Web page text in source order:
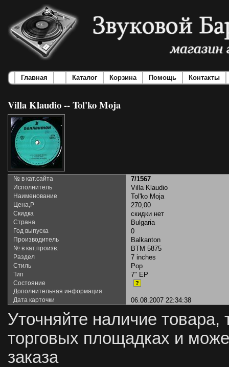
Главная Каталог Корзина Помощь Контакты
Villa Klaudio -- Tol'ko Moja
№ в кат.сайта 7/1567
Исполнитель Villa Klaudio
Наименование Tol'ko Moja
Цена,Р 270,00
Скидка скидки нет
Страна Bulgaria
Год выпуска 0
Производитель Balkanton
№ в кат.произв. BTM 5875
Раздел 7 inches
Стиль Pop
Тип 7" EP
Состояние ?
Дополнительная информация
Дата карточки
06.08.2007 22:34:38
Уточняйте наличие товара,
торговых площадках и
заказа